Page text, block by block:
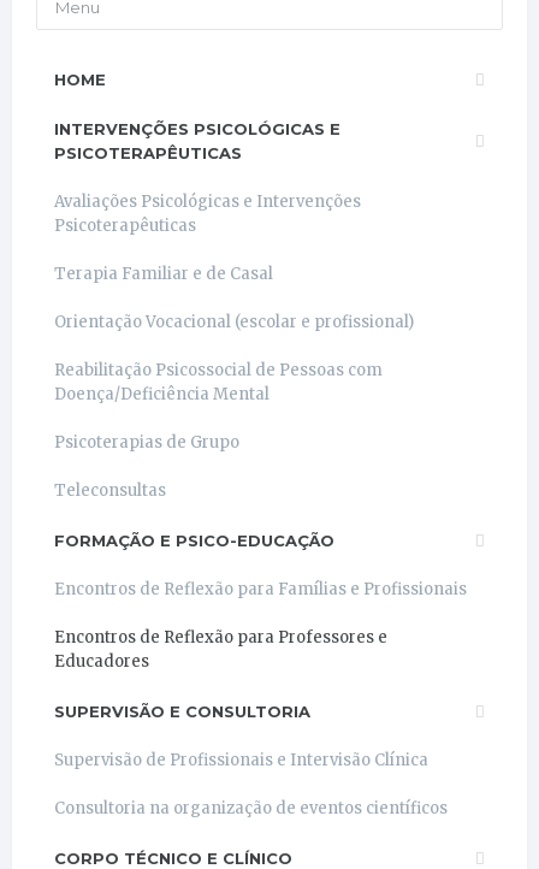
Menu
HOME
INTERVENÇÕES PSICOLÓGICAS E
PSICOTERAPÊUTICAS
Avaliações Psicológicas e Intervenções
Psicoterapêuticas
Terapia Familiar e de Casal
Orientação Vocacional (escolar e profissional)
Reabilitação Psicossocial de Pessoas com
Doença/Deficiência Mental
Psicoterapias de Grupo
Teleconsultas
FORMAÇÃO E PSICO-EDUCAÇÃO
Encontros de Reflexão para Famílias e Profissionais
Encontros de Reflexão para Professores e
Educadores
SUPERVISÃO E CONSULTORIA
Supervisão de Profissionais e Intervisão Clínica
Consultoria na organização de eventos científicos
CORPO TÉCNICO E CLÍNICO